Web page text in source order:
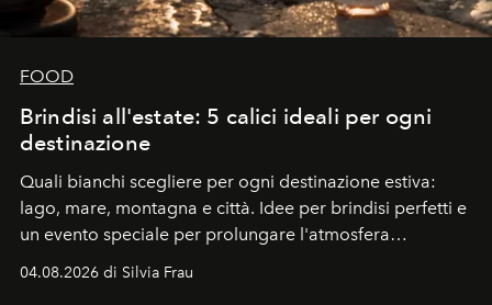
FOOD
Brindisi all'estate: 5 calici ideali per ogni
destinazione
Quali bianchi scegliere per ogni destinazione estiva:
lago, mare, montagna e città. Idee per brindisi perfetti e
un evento speciale per prolungare l'atmosfera
04.08.2026 di Silvia Frau